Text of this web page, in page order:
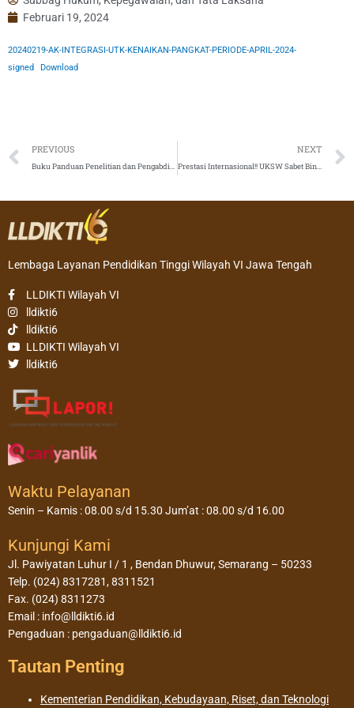
Februari 19, 2024
20240219-AK-INTEGRASI-UTK-KENAIKAN-PANGKAT-PERIODE-APRIL-2024-
signed
Download
Prev
PREVIOUS
Buku Panduan Penelitian dan Pengabdian kepada Masyarakat Tahun 2024 PT Akademik
NEXT
Prestasi Internasional!! UKSW Sabet Bintang Tiga secara Menyeluruh dan Bintang Lima untuk Employability dari QS Stars
Lembaga Layanan Pendidikan Tinggi Wilayah VI Jawa Tengah
LLDIKTI Wilayah VI
lldikti6
lldikti6
LLDIKTI Wilayah VI
lldikti6
Waktu Pelayanan
Senin – Kamis : 08.00 s/d 15.30 Jum’at : 08.00 s/d 16.00
Kunjungi Kami
Jl. Pawiyatan Luhur I / 1 , Bendan Dhuwur, Semarang – 50233
Telp. (024) 8317281, 8311521
Fax. (024) 8311273
Email : info@lldikti6.id
Pengaduan : pengaduan@lldikti6.id
Tautan Penting
Kementerian Pendidikan, Kebudayaan, Riset, dan Teknologi